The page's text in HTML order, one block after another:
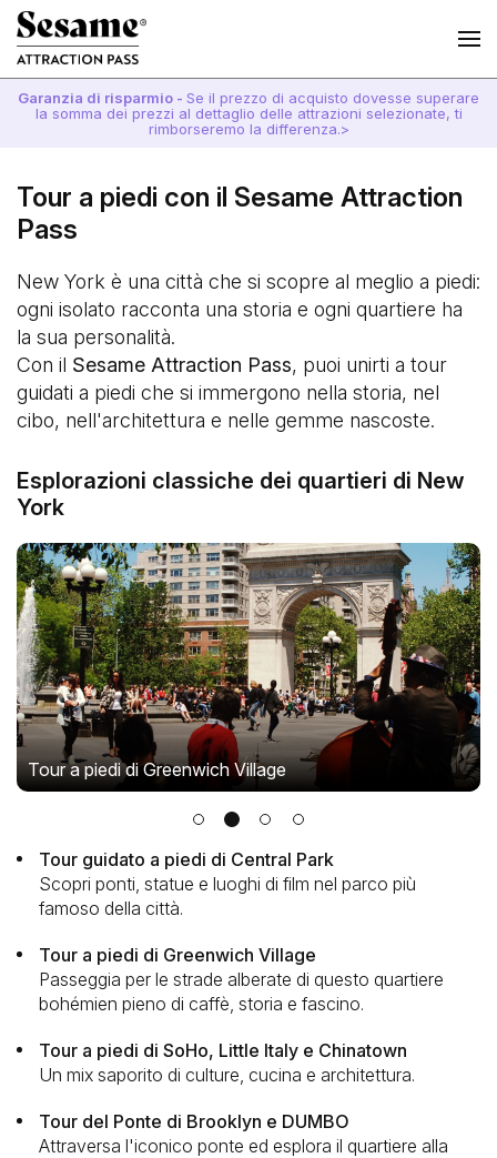
Garanzia di risparmio - Se il prezzo di acquisto dovesse superare
la somma dei prezzi al dettaglio delle attrazioni selezionate, ti
rimborseremo la differenza.>
Tour a piedi con il Sesame Attraction
Pass
New York è una città che si scopre al meglio a piedi:
ogni isolato racconta una storia e ogni quartiere ha
la sua personalità.
Con il Sesame Attraction Pass, puoi unirti a tour
guidati a piedi che si immergono nella storia, nel
cibo, nell'architettura e nelle gemme nascoste.
Esplorazioni classiche dei quartieri di New
York
Tour a piedi di Greenwich Village
Tour guidato a piedi di Central Park
Scopri ponti, statue e luoghi di film nel parco più
famoso della città.
Tour a piedi di Greenwich Village
Passeggia per le strade alberate di questo quartiere
bohémien pieno di caffè, storia e fascino.
Tour a piedi di SoHo, Little Italy e Chinatown
Un mix saporito di culture, cucina e architettura.
Tour del Ponte di Brooklyn e DUMBO
Attraversa l'iconico ponte ed esplora il quartiere alla